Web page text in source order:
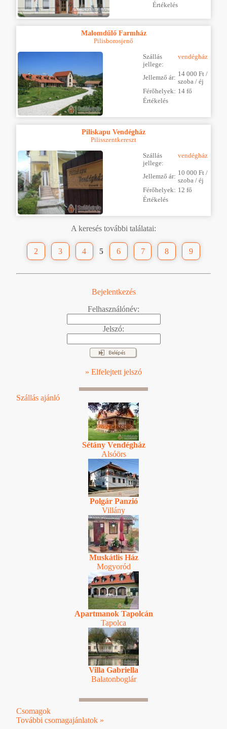
Értékelés
Malomdűlő Farmház
Pilisborosjenő
Szállás
jellege:
vendégház
Jellemző ár: 14 000 Ft /
szoba / éj
Férőhelyek: 14 fő
Értékelés
Piliskapu Vendégház
Pilisszentkereszt
Szállás
jellege:
vendégház
Jellemző ár: 10 000 Ft /
szoba / éj
Férőhelyek: 12 fő
Értékelés
A keresés további találatai:
2 3 4 5 6 7 8 9
Bejelentkezés
Felhasználónév:
Jelszó:
» Elfelejtett jelszó
Szállás ajánló
Sétány Vendégház
Alsóörs
Polgár Panzió
Villány
Muskátlis Ház
Mogyoród
Apartmanok Tapolcán
Tapolca
Villa Gabriella
Balatonboglár
Csomagok
További csomagajánlatok »